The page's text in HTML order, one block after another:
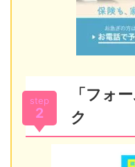
step
2
「フォ
ク